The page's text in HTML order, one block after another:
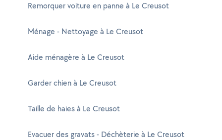
Remorquer voiture en panne à Le Creusot
Ménage - Nettoyage à Le Creusot
Aide ménagère à Le Creusot
Garder chien à Le Creusot
Taille de haies à Le Creusot
Evacuer des gravats - Déchèterie à Le Creusot